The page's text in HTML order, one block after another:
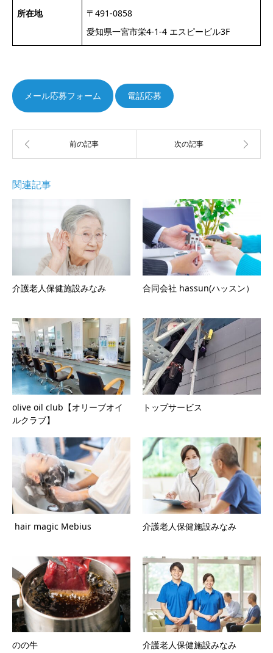
所在地
〒491-0858
愛知県一宮市栄4-1-4 エスピービル3F
電話応募
関連記事
介護老人保健施設みなみ 合同会社 hassun(ハッスン）
olive oil club【オリーブオイ
ルクラブ】
トップサービス
hair magic Mebius 介護老人保健施設みなみ
のの牛 介護老人保健施設みなみ